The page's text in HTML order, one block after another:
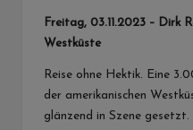
Freitag, 03.11.2023 – Dirk
Westküste
Reise ohne Hektik. Eine
der amerikanischen
glänzend in Szene